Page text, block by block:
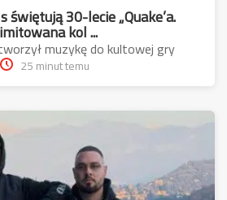
świętują 30-lecie „Quake’a.
kol ...
muzykę do kultowej gry
25 minut temu